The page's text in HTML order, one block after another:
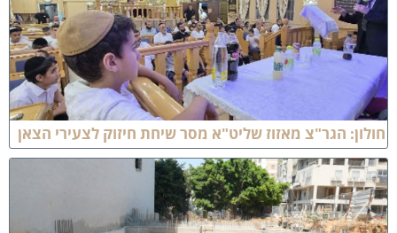
הגר"צ מאזוז שליט"א מסר שיחת חיזוק לצעירי הצאן